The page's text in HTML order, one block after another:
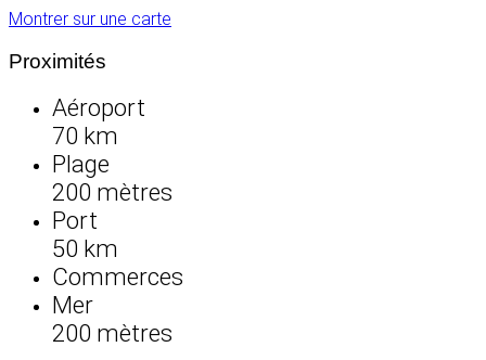
Montrer sur une carte
Proximités
Aéroport
70 km
Plage
200 mètres
Port
50 km
Commerces
Mer
200 mètres